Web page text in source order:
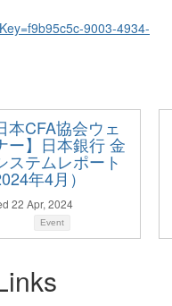
9003-4934-
本CFA協会ウェ
ー】日本銀行 金
ステムレポート
年4月）
22 Apr, 2024
Event